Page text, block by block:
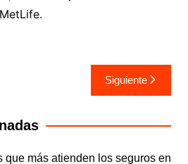
Siguiente